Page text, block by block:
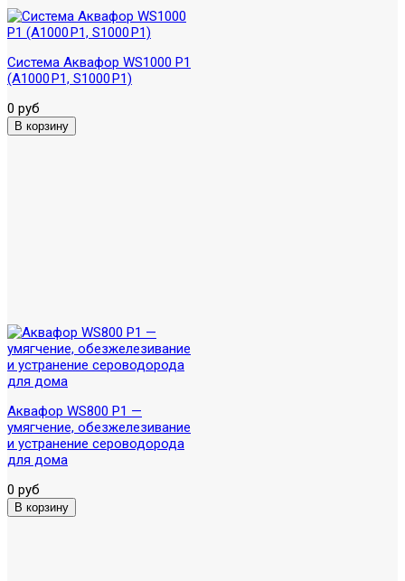
Система Аквафор WS1000 P1
(А1000 P1, S1000 P1)
0 руб
Аквафор WS800 P1 —
умягчение, обезжелезивание
и устранение сероводорода
для дома
0 руб